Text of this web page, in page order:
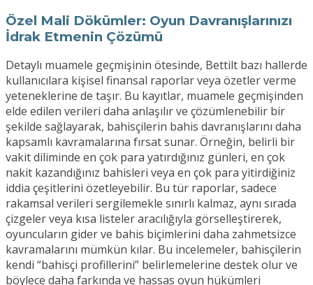
Özel Mali Dökümler: Oyun Davranışlarınızı
İdrak Etmenin Çözümü
Detaylı muamele geçmişinin ötesinde, Bettilt bazı hallerde
kullanıcılara kişisel finansal raporlar veya özetler verme
yeteneklerine de taşır. Bu kayıtlar, muamele geçmişinden
elde edilen verileri daha anlaşılır ve çözümlenebilir bir
şekilde sağlayarak, bahisçilerin bahis davranışlarını daha
kapsamlı kavramalarına fırsat sunar. Örneğin, belirli bir
vakit diliminde en çok para yatırdığınız günleri, en çok
nakit kazandığınız bahisleri veya en çok para yitirdiğiniz
iddia çeşitlerini özetleyebilir. Bu tür raporlar, sadece
rakamsal verileri sergilemekle sınırlı kalmaz, aynı sırada
çizgeler veya kısa listeler aracılığıyla görselleştirerek,
oyuncuların gider ve bahis biçimlerini daha zahmetsizce
kavramalarını mümkün kılar. Bu incelemeler, bahisçilerin
kendi “bahisçi profillerini” belirlemelerine destek olur ve
böylece daha farkında ve hassas oyun hükümleri